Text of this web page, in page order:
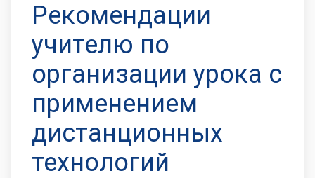
Рекомендации
учителю по
организации урока с
применением
дистанционных
технологий